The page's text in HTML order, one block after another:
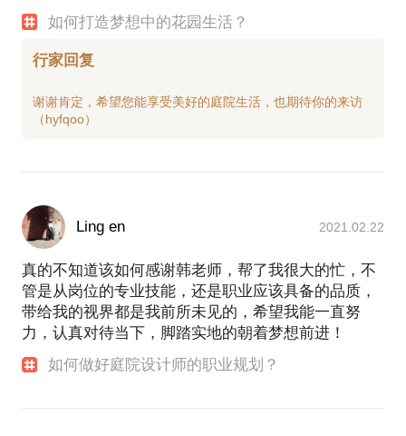
如何打造梦想中的花园生活？
行家回复
谢谢肯定，希望您能享受美好的庭院生活，也期待你的来访
Ling en 2021.02.22
真的不知道该如何感谢韩老师，帮了我很大的忙，不
管是从岗位的专业技能，还是职业应该具备的品质，
带给我的视界都是我前所未见的，希望我能一直努
力，认真对待当下，脚踏实地的朝着梦想前进！
如何做好庭院设计师的职业规划？